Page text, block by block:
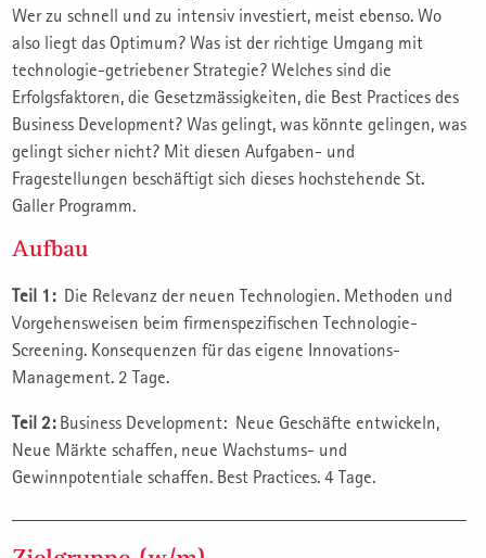
Wer zu schnell und zu intensiv investiert, meist ebenso. Wo
also liegt das Optimum? Was ist der richtige Umgang mit
technologie-getriebener Strategie? Welches sind die
Erfolgsfaktoren, die Gesetzmässigkeiten, die Best Practices des
Business Development? Was gelingt, was könnte gelingen, was
gelingt sicher nicht? Mit diesen Aufgaben- und
Fragestellungen beschäftigt sich dieses hochstehende St.
Galler Programm.
Aufbau
Teil 1: Die Relevanz der neuen Technologien. Methoden und
Vorgehensweisen beim firmenspezifischen Technologie-
Screening. Konsequenzen für das eigene Innovations-
Management. 2 Tage.
Teil 2:Business Development: Neue Geschäfte entwickeln,
Neue Märkte schaffen, neue Wachstums- und
Gewinnpotentiale schaffen. Best Practices. 4 Tage.